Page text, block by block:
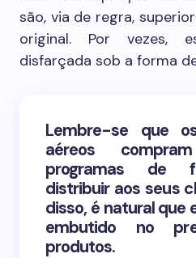
são, via de regra,
original. Por vezes,
disfarçada sob a forma
Lembre-se que
aéreos
programas de
distribuir aos seus
disso, é natural que
embutido no
produtos.